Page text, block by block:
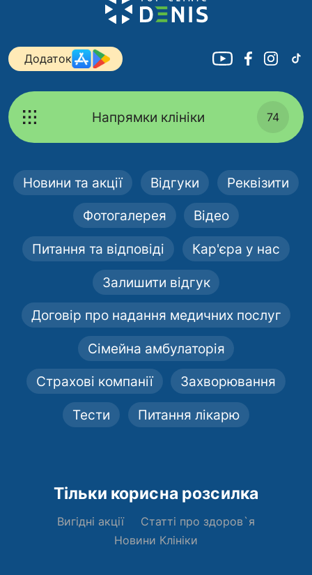
Додаток
Напрямки клініки 74
Новини та акції Відгуки Реквізити
Фотогалерея Відео
Питання та відповіді Кар'єра у нас
Залишити відгук
Договір про надання медичних послуг
Сімейна амбулаторія
Страхові компанії Захворювання
Тести Питання лікарю
Тільки корисна розсилка
Вигідні акції
Статті про здоров`я
Новини Клініки